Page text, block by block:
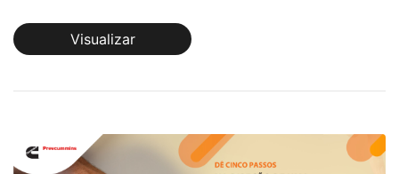
Visualizar